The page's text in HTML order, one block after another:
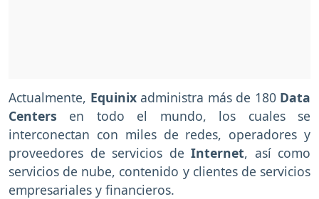
Actualmente, Equinix administra más de 180 Data
Centers en todo el mundo, los cuales se
interconectan con miles de redes, operadores y
proveedores de servicios de Internet, así como
servicios de nube, contenido y clientes de servicios
empresariales y financieros.